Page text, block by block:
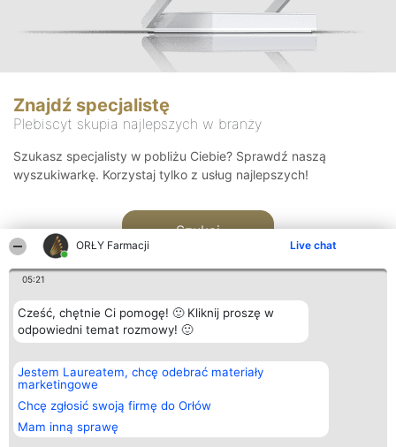
ORŁY Farmacji Live chat
05:21
Cześć, chętnie Ci pomogę! 🙂 Kliknij proszę w
odpowiedni temat rozmowy! 🙂
Jestem Laureatem, chcę odebrać materiały
marketingowe
Chcę zgłosić swoją firmę do Orłów
Mam inną sprawę
Znajdź specjalistę
Plebiscyt skupia najlepszych w branży
Szukasz specjalisty w pobliżu Ciebie? Sprawdź naszą
wyszukiwarkę. Korzystaj tylko z usług najlepszych!
Szukaj
Organizator plebiscytu
Bright Side Solutions sp. z o.
o. sp. k.
ul. Ruska 22
Wrocław 50-079
KRS 0000749100 | Regon
381313360 | NIP 8943132676
Plebiscyt
Laureaci
wszystkich
Laureatów
Regulamin
Kontakt
Kontakt